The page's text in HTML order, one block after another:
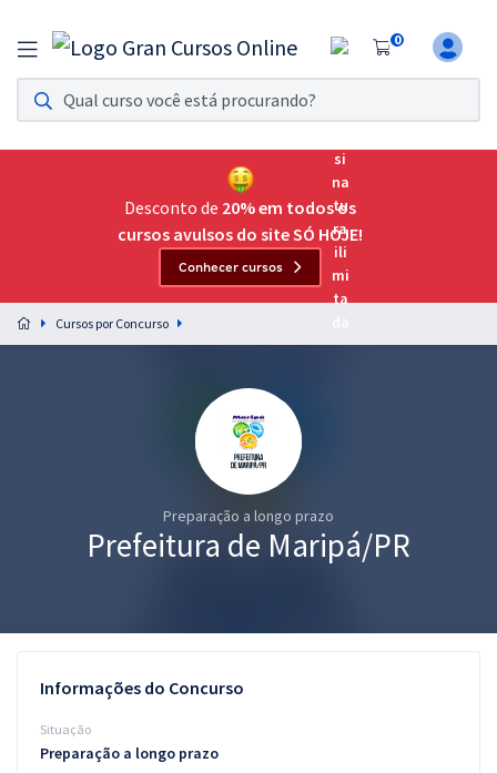
0
Assinatura Ilimitada 11
Acesso a todos os cursos. Teste grátis por 7 dias!
Assinatura OAB Até Passar
Acesso ilimitado a toda preparação para o Exame da
Preparação completa e intensiva para as principais
residências em saúde do Brasil
Graduação
Questões grátis
Desconto de 20% em todos os
cursos avulsos do site SÓ HOJE!
Conhecer cursos
Cursos por Concurso
Preparação a longo prazo
Prefeitura de Maripá/PR
Informações do Concurso
Situação
Preparação a longo prazo